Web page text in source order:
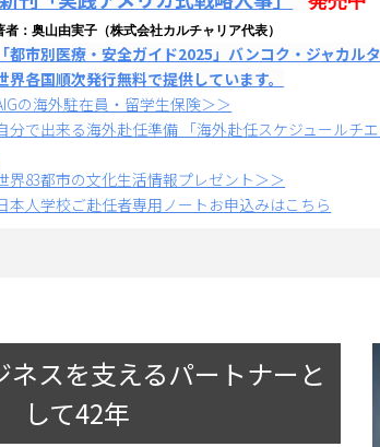
：奥山由実子（株式会社カルチャリア代表）
都市別医療・安全ガイド2025」バンコク・ジャカル
界各国順次発行無料で提供しています。
の海外駐在員・留学生保険＞＞
分で出来る海外赴任準備 「海外赴任スケジュールチ
界83都市の文化生活情報プレゼント＞＞
本人学校ご赴任者専用ノートお申込みはこちら
ネスを支えるパートナーと
して42年